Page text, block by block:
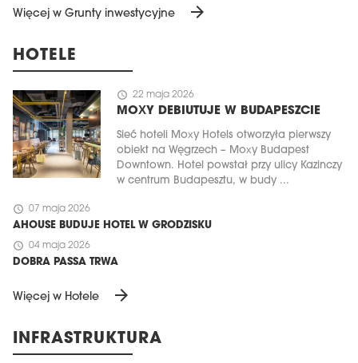
Więcej w Grunty inwestycyjne arrow_forward
HOTELE
schedule 22 maja 2026
MOXY DEBIUTUJE W BUDAPESZCIE
Sieć hoteli Moxy Hotels otworzyła pierwszy
obiekt na Węgrzech – Moxy Budapest
Downtown. Hotel powstał przy ulicy Kazinczy
w centrum Budapesztu, w budy ...
schedule 07 maja 2026
AHOUSE BUDUJE HOTEL W GRODZISKU
schedule 04 maja 2026
DOBRA PASSA TRWA
Więcej w Hotele arrow_forward
INFRASTRUKTURA